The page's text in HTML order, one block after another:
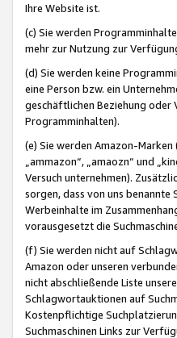
Ihre Website ist.
(c) Sie werden
mehr zur Nutzung zur
(d) Sie werden keine
eine Person bzw. ein
geschäftlichen Beziehung oder
Programminhalten).
(e) Sie werden Amazon-Marken
„ammazon“, „amaozn“ und
Versuch unternehmen).
sorgen, dass von uns
Werbeinhalte im
vorausgesetzt die
(f) Sie werden nicht auf
Amazon oder unseren
nicht abschließende Liste
Schlagwortauktionen auf
Kostenpflichtige
Suchmaschinen Links zur